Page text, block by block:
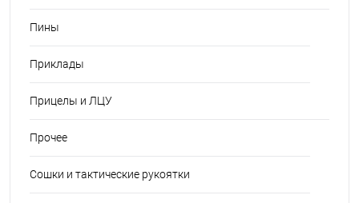
Пины
Приклады
Прицелы и ЛЦУ
Прочее
Сошки и тактические рукоятки